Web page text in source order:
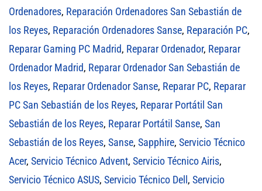
Ordenadores, Reparación Ordenadores San Sebastián de
los Reyes, Reparación Ordenadores Sanse, Reparación PC,
Reparar Gaming PC Madrid, Reparar Ordenador, Reparar
Ordenador Madrid, Reparar Ordenador San Sebastián de
los Reyes, Reparar Ordenador Sanse, Reparar PC, Reparar
PC San Sebastián de los Reyes, Reparar Portátil San
Sebastián de los Reyes, Reparar Portátil Sanse, San
Sebastián de los Reyes, Sanse, Sapphire, Servicio Técnico
Acer, Servicio Técnico Advent, Servicio Técnico Airis,
Servicio Técnico ASUS, Servicio Técnico Dell, Servicio